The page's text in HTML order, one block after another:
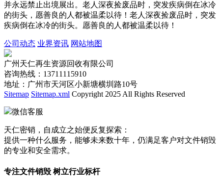
并永远禁止出境展出。老人深夜捡废品时，突发疾病倒在冰冷
的街头，愿善良的人都被温柔以待！老人深夜捡废品时，突发
疾病倒在冰冷的街头。愿善良的人都被温柔以待！
公司动态 业界资讯 网站地图
广州天仁再生资源回收有限公司
咨询热线：13711115910
地址：广州市天河区小新塘横圳路10号
Sitemap Sitemap.xml Copyright 2025 All Rights Reserved
微信客服
天仁密销，自成立之始便反复探索：
提供一种什么服务，能够未来数十年，仍满足客户对文件销毁
的专业和安全需求。
专注文件销毁 树立行业标杆